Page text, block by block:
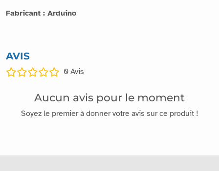
Fabricant : Arduino
AVIS
0 Avis
Aucun avis pour le moment
Soyez le premier à donner votre avis sur ce produit !